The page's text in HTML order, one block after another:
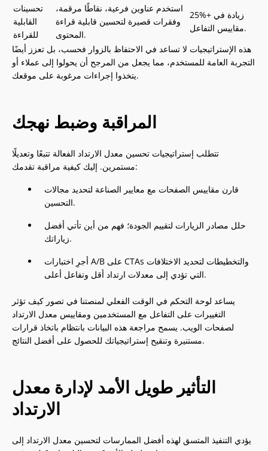
تحسينات
القابلية
للقراءة
استخدم عناوين فرعية، نقاطًا مرقمة،
وفقرات قصيرة لتحسين قابلية قراءة
المحتوى.
25%+ زيادة في
مقاييس التفاعل.
هذه الإستراتيجيات لا تساعد في الاحتفاظ بالزوار فحسب، بل تعزز أيضًا
التجربة العامة للمستخدم، مما يجعل من المرجح أن يحولوا إلى عملاء أو
يتخذوا إجراءات مرغوبة على موقعك.
المراقبة وضبط نهجك
تتطلب إستراتيجيات تحسين معدل الارتداد الفعالة تتبعًا وتعديلًا
مستمرين. إليك كيفية مراقبة تقدمك:
قارن مقاييس الصفحات مع معايير الصناعة لتحديد مجالات
التحسين.
حلل مصادر الزيارات لتقييم الجودة؛ فهم من أين تأتي أفضل
زياراتك.
أجرِ اختبارات A/B على CTAs والتخطيطات لتحديد الاختلافات
التي تؤدي إلى معدلات ارتداد أقل وتفاعل أعلى.
يساعد لوحة التحكم في الوقت الفعلي لمنصتنا في تصور كيف تؤثر
التغييرات على التفاعل مع المستخدمين ومقاييس معدل الارتداد
لصفحات الويب. يسمح مراجعة هذه البيانات بانتظام باتخاذ قرارات
مستنيرة وتنقيح إستراتيجياتك للحصول على أفضل النتائج.
التأثير طويل الأمد لإدارة معدل
الارتداد
يؤدي التنفيذ المتسق لهذه أفضل الممارسات لتحسين معدل الارتداد إلى